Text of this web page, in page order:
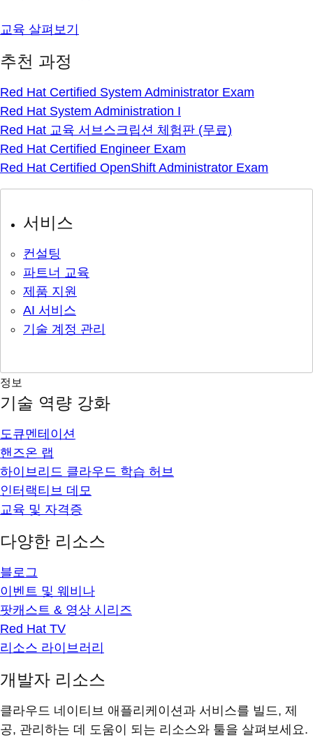
교육 살펴보기
추천 과정
Red Hat Certified System Administrator Exam
Red Hat System Administration I
Red Hat 교육 서브스크립션 체험판 (무료)
Red Hat Certified Engineer Exam
Red Hat Certified OpenShift Administrator Exam
서비스
컨설팅
파트너 교육
제품 지원
AI 서비스
기술 계정 관리
정보
기술 역량 강화
도큐멘테이션
핸즈온 랩
하이브리드 클라우드 학습 허브
인터랙티브 데모
교육 및 자격증
다양한 리소스
블로그
이벤트 및 웨비나
팟캐스트 & 영상 시리즈
Red Hat TV
리소스 라이브러리
개발자 리소스
클라우드 네이티브 애플리케이션과 서비스를 빌드, 제
공, 관리하는 데 도움이 되는 리소스와 툴을 살펴보세요.